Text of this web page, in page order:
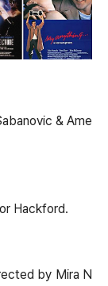
& Ame
Hackford.
by Mira N